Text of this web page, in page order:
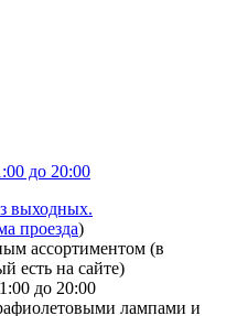
до 20:00
выходных.
проезда)
ассортиментом (в
есть на сайте)
до 20:00
лампами и